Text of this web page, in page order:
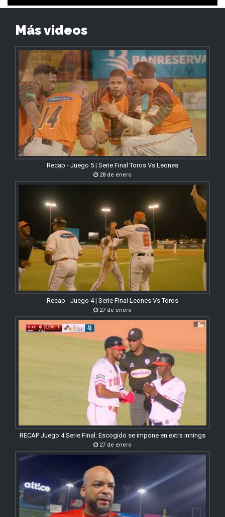
Más videos
Recap - Juego 5 | Serie Final Toros Vs Leones
28 de enero
Recap - Juego 4 | Serie Final Leones Vs Toros
27 de enero
RECAP Juego 4 Serie Final: Escogido se impone en extra innings
27 de enero